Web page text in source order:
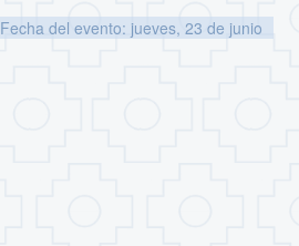
Fecha del evento: jueves, 23 de junio